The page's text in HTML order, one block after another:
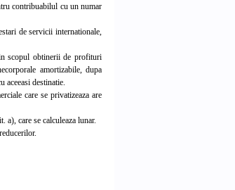
contribuabilul cu un numar
de servicii internationale,
scopul obtinerii de profituri
amortizabile, dupa
destinatie.
care se privatizeaza are
care se calculeaza lunar.